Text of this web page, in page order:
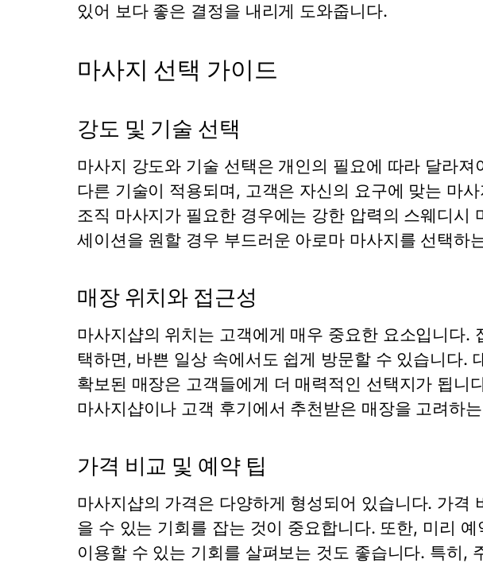
있어 보다 좋은 결정을 내리게 도와줍니다.
마사지 선택 가이드
강도 및 기술 선택
마사지 강도와 기술 선택은 개인의 필요에 따라 달라
다른 기술이 적용되며, 고객은 자신의 요구에 맞는 마
조직 마사지가 필요한 경우에는 강한 압력의 스웨디시
세이션을 원할 경우 부드러운 아로마 마사지를 선택하
매장 위치와 접근성
마사지샵의 위치는 고객에게 매우 중요한 요소입니다.
택하면, 바쁜 일상 속에서도 쉽게 방문할 수 있습니다.
확보된 매장은 고객들에게 더 매력적인 선택지가 됩니
마사지샵이나 고객 후기에서 추천받은 매장을 고려하
가격 비교 및 예약 팁
마사지샵의 가격은 다양하게 형성되어 있습니다. 가격
을 수 있는 기회를 잡는 것이 중요합니다. 또한, 미리
이용할 수 있는 기회를 살펴보는 것도 좋습니다. 특히,